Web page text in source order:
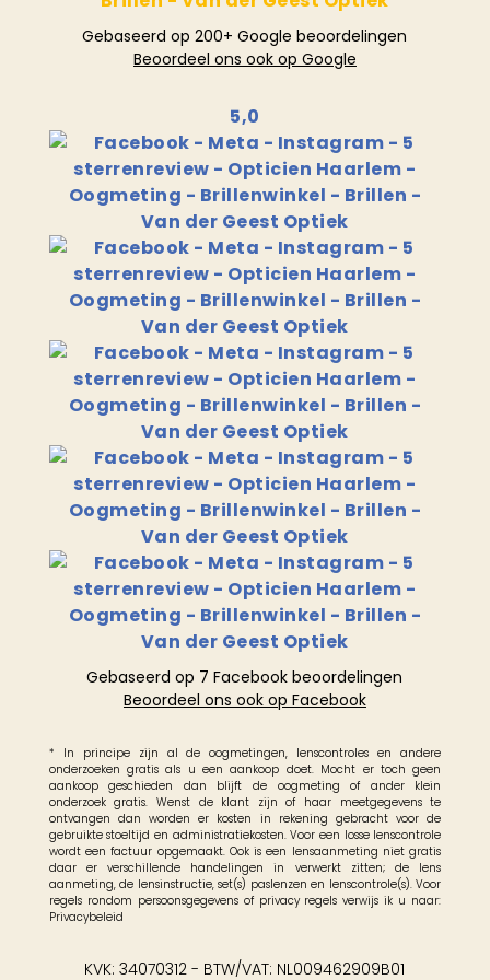
Gebaseerd op 200+ Google beoordelingen
Beoordeel ons ook op Google
5,0
Gebaseerd op 7 Facebook beoordelingen
Beoordeel ons ook op Facebook
* In principe zijn al de oogmetingen, lenscontroles en andere
onderzoeken gratis als u een aankoop doet. Mocht er toch geen
aankoop geschieden dan blijft de oogmeting of ander klein
onderzoek gratis. Wenst de klant zijn of haar meetgegevens te
ontvangen dan worden er kosten in rekening gebracht voor de
gebruikte stoeltijd en administratiekosten. Voor een losse lenscontrole
wordt een factuur opgemaakt. Ook is een lensaanmeting niet gratis
daar er verschillende handelingen in verwerkt zitten; de lens
aanmeting, de lensinstructie, set(s) paslenzen en lenscontrole(s). Voor
regels rondom persoonsgegevens of privacy regels verwijs ik u naar:
Privacybeleid
KVK: 34070312 - BTW/VAT: NL009462909B01